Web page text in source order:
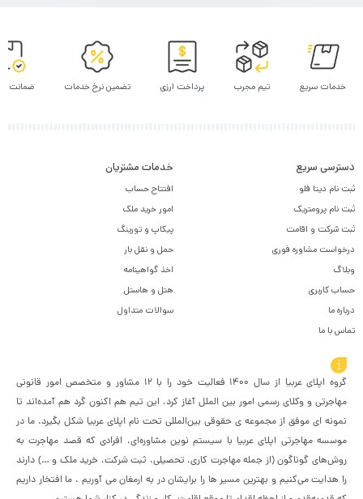
خدمات سریع تیم مجرب پرداخت ارزی تضمین نرخ خدمات ضمانت
دسترسی سریع
ثبت نام دیتا فلو
ثبت نام پرومتریک
ثبت شرکت و اقامت
درخواست مشاوره فوری
وبلاگ
حساب کاربری
درباره ما
تماس با ما
خدمات مشتریان
افتتاح حساب
امور خرید ملک
پیکاپ و تورینگ
حمل و نقل بار
اخذ گواهینامه
هتل و هاستل
سوالات متداول
گروه اپلای عربیا از سال 1400 فعالیت خود را با 12 مشاور و متخصص امور قانونی
مهاجرتی و وکلای رسمی امور بین الملل آغاز کرد، این تیم هم اکنون گرد هم آمده‌اند تا
نمونه ای موفق از مجموعه ی حقوقی بین‌المللی تحت نام اپلای عربیا شکل بگیرد. ما در
موسسه مهاجرتی اپلای عربیا با سیستم نوین مشاوره‌ای، افرادی که قصد مهاجرت به
روش‌های گوناگون (از جمله مهاجرت کاری، تحصیلی، ثبت شرکت، خرید ملک و …) دارند
را هدایت می‌کنیم و بهترین مسیر ها را برایشان در به ارمغان می آوریم . ما افتخار داریم